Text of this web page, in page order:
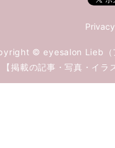
© eyesalon Lieb（
【掲載の記事・写真・イラ